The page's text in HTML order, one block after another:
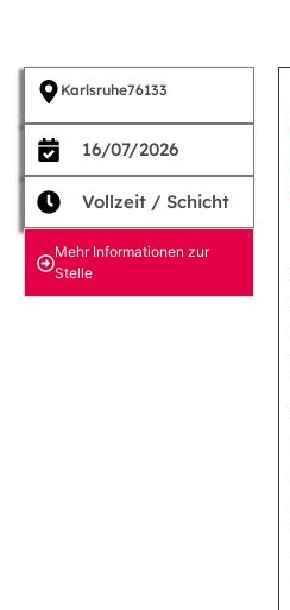
Karlsruhe76133
16/07/2026
Vollzeit / Schicht
Mehr Informationen zur
Stelle